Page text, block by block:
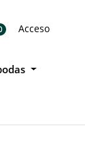
Acceso
Acceso